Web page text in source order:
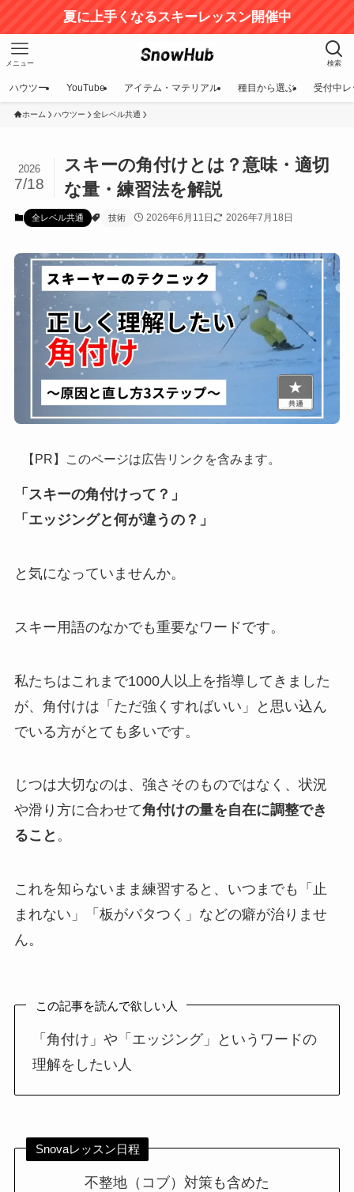
夏に上手くなるスキーレッスン開催中
検索
メニュー
ハウツー YouTube アイテム・マテリアル 種目から選ぶ 受付中レ
ホーム ハウツー 全レベル共通
スキーの角付けとは？意味・適切
な量・練習法を解説
2026
7/18
全レベル共通 技術 2026年6月11日 2026年7月18日
【PR】このページは広告リンクを含みます。
「スキーの角付けって？」
「エッジングと何が違うの？」
と気になっていませんか。
スキー用語のなかでも重要なワードです。
私たちはこれまで1000人以上を指導してきました
が、角付けは「ただ強くすればいい」と思い込ん
でいる方がとても多いです。
じつは大切なのは、強さそのものではなく、状況
や滑り方に合わせて角付けの量を自在に調整でき
ること 。
これを知らないまま練習すると、いつまでも「止
まれない」「板がパタつく」などの癖が治りませ
ん。
この記事を読んで欲しい人
「角付け」や「エッジング」というワードの
理解をしたい人
Snovaレッスン日程
不整地（コブ）対策も含めた